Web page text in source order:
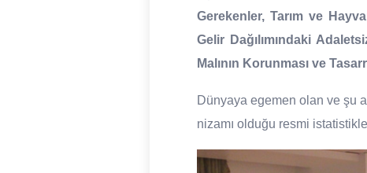
Gerekenler, Tarım ve
Gelir Dağılımındaki
Malının Korunması ve
Dünyaya egemen olan ve şu
nizamı olduğu resmi